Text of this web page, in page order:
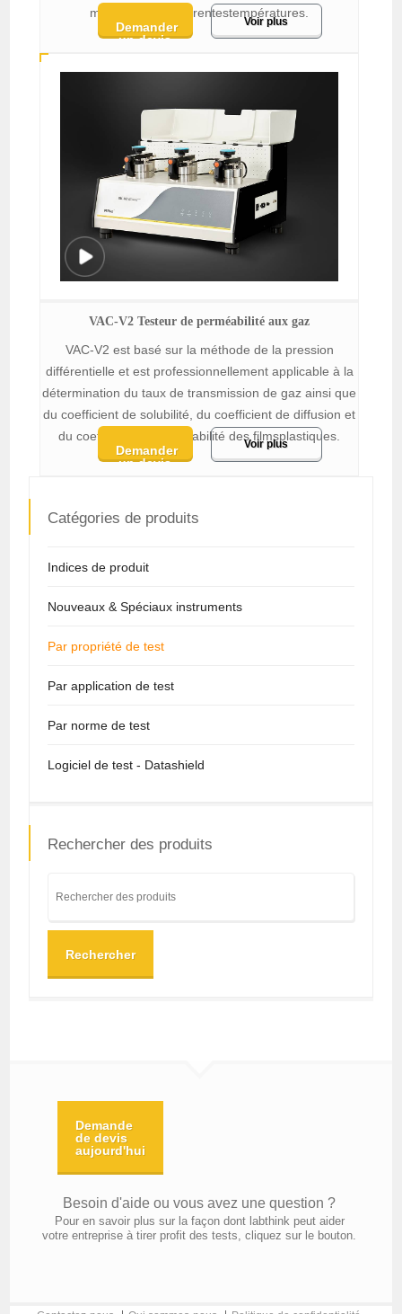
métalliques à différentestempératures.
Demander
un devis
Voir plus
VAC-V2 Testeur de perméabilité aux gaz
VAC-V2 est basé sur la méthode de la pression
différentielle et est professionnellement applicable à la
détermination du taux de transmission de gaz ainsi que
du coefficient de solubilité, du coefficient de diffusion et
du coefficient de perméabilité des filmsplastiques.
Demander
un devis
Voir plus
Catégories de produits
Indices de produit
Nouveaux & Spéciaux instruments
Par propriété de test
Par application de test
Par norme de test
Logiciel de test - Datashield
Rechercher des produits
Rechercher
Demande
de devis
aujourd'hui
Besoin d'aide ou vous avez une question ?
Pour en savoir plus sur la façon dont labthink peut aider
votre entreprise à tirer profit des tests, cliquez sur le bouton.